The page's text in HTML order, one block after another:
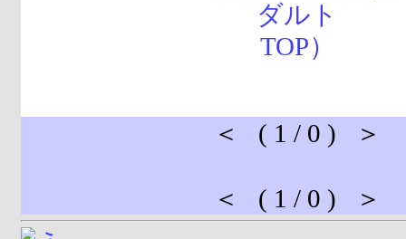
＜ ( 1 / 0 ) ＞
＜ ( 1 / 0 ) ＞